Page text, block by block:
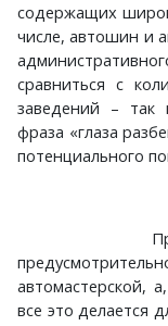
содержащих
числе, автошин и
сравниться с
заведений – так
фраза «глаза
потенциального
автомастерской,
все это делается